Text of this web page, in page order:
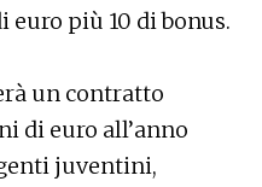
più 10 di bonus.
un contratto
di euro all’anno
juventini,